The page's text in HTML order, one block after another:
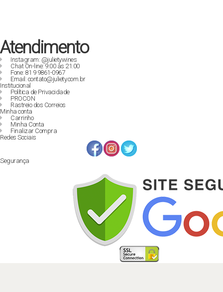
Atendimento
Instagram: @julietywines
Chat On-line: 9:00 às 21:00
Fone: 81 9 9861-0967
Email: contato@juliety.com.br
Institucional
Política de Privacidade
PROCON
Rastreio dos Correios
Minha conta
Carrinho
Minha Conta
Finalizar Compra
Redes Sociais
Segurança